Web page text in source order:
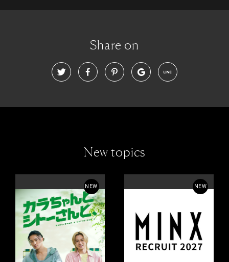
Share on
New topics
NEW NEW